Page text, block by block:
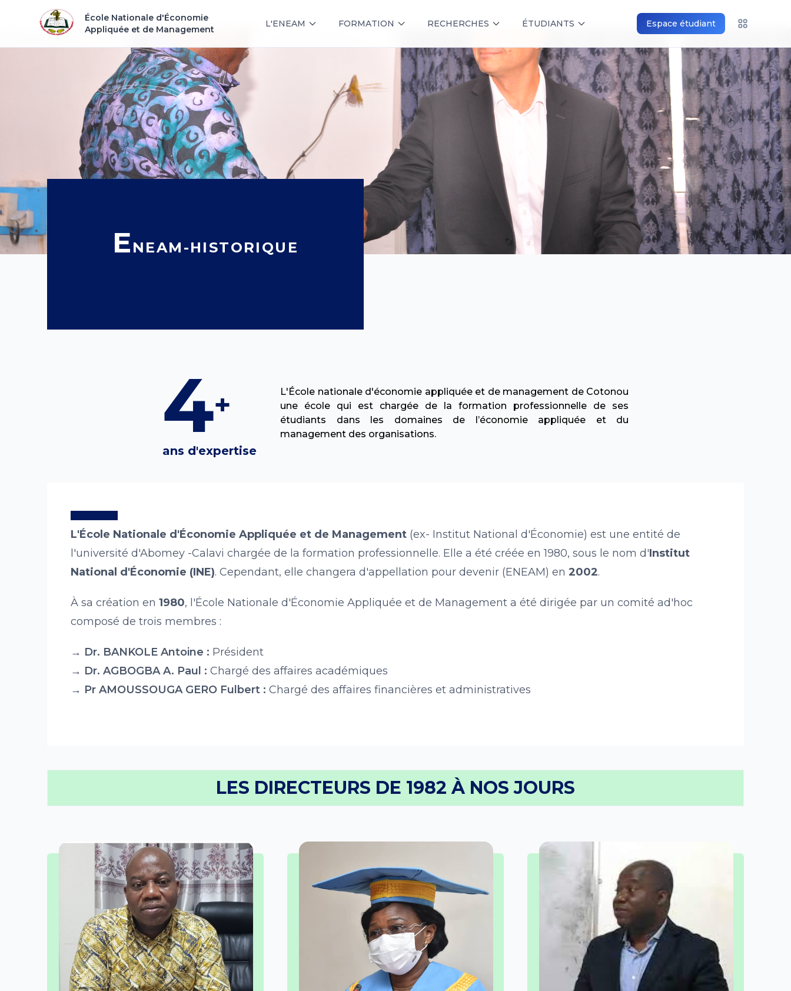
E NEAM-HISTORIQUE
École Nationale d'Économie
Appliquée et de Management
L'ENEAM FORMATION RECHERCHES ÉTUDIANTS Espace étudiant
1+
ans d'expertise
L'École nationale d'économie appliquée et de management de Cotonou
une école qui est chargée de la formation professionnelle de ses
étudiants dans les domaines de l’économie appliquée et du
management des organisations.
L'École Nationale d'Économie Appliquée et de Management (ex- Institut National d'Économie) est une entité de
l'université d'Abomey -Calavi chargée de la formation professionnelle. Elle a été créée en 1980, sous le nom d'Institut
National d'Économie (INE). Cependant, elle changera d'appellation pour devenir (ENEAM) en 2002.
À sa création en 1980, l'École Nationale d'Économie Appliquée et de Management a été dirigée par un comité ad'hoc
composé de trois membres :
→ Dr. BANKOLE Antoine : Président
→ Dr. AGBOGBA A. Paul : Chargé des affaires académiques
→ Pr AMOUSSOUGA GERO Fulbert : Chargé des affaires financières et administratives
LES DIRECTEURS DE 1982 À NOS JOURS